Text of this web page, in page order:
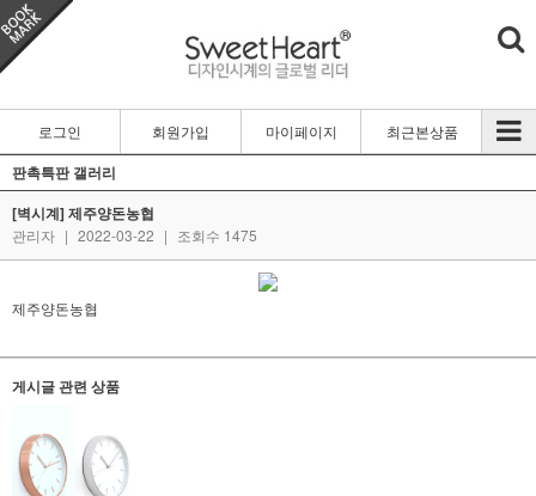
로그인 회원가입 마이페이지 최근본상품
판촉특판 갤러리
[벽시계] 제주양돈농협
관리자 | 2022-03-22 | 조회수 1475
제주양돈농협
게시글 관련 상품